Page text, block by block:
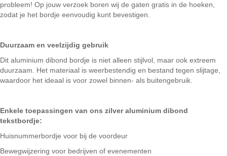
probleem! Op jouw verzoek boren wij de gaten gratis in de hoeken,
zodat je het bordje eenvoudig kunt bevestigen.
Duurzaam en veelzijdig gebruik
Dit aluminium dibond bordje is niet alleen stijlvol, maar ook extreem
duurzaam. Het materiaal is weerbestendig en bestand tegen slijtage,
waardoor het ideaal is voor zowel binnen- als buitengebruik.
Enkele toepassingen van ons zilver aluminium dibond
tekstbordje:
Huisnummerbordje voor bij de voordeur
Bewegwijzering voor bedrijven of evenementen